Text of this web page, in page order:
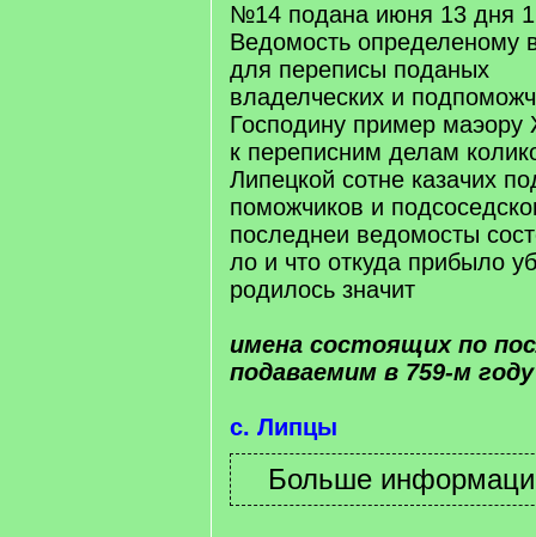
№14 подана июня 13 дня
Ведомость определеному
для переписы поданых
владелческих и
Господину пример маэору
к переписним делам
Липецкой сотне казачих
поможчиков и
последнеи ведомосты
ло и что откуда прибыло
родилось значит
имена состоящих по
подаваемим в 759-м
с. Липцы